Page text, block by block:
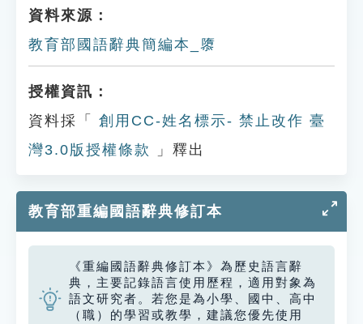
資料來源：
教育部國語辭典簡編本_隳
授權資訊：
資料採「
創用CC-姓名標示- 禁止改作 臺
灣3.0版授權條款
」釋出
教育部重編國語辭典修訂本
《重編國語辭典修訂本》為歷史語言辭
典，主要記錄語言使用歷程，適用對象為
語文研究者。若您是為小學、國中、高中
（職）的學習或教學，建議您優先使用